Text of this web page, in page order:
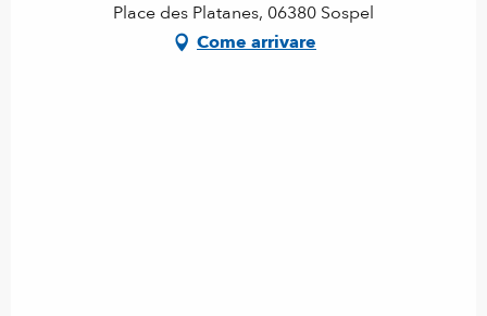
Place des Platanes, 06380 Sospel
Come arrivare